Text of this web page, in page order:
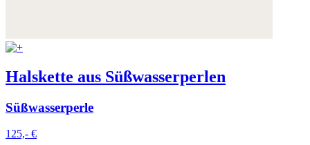
Halskette aus Süßwasserperlen
Süßwasserperle
125,- €